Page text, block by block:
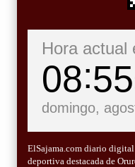
Hora actual
08 55
domingo,
ElSajama.com diario
deportiva destacada de